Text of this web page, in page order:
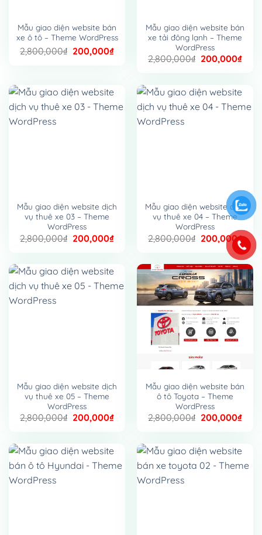
Mẫu giao diện website bán
xe ô tô – Theme WordPress
2,800,000₫ Giá
200,000₫Giá
200,000₫.
Mẫu giao diện website bán
xe tải đông lạnh – Theme
WordPress
2,800,000₫ Giá
2,800,000₫.
200,000₫Giá
Mẫu giao diện website dịch
vụ thuê xe 03 – Theme
WordPress
2,800,000₫ Giá
2,800,000₫.
200,000₫Giá
200,000₫.
Mẫu giao diện website dịch
vụ thuê xe 04 – Theme
WordPress
2,800,000₫ Giá
2,800,000₫.
200,000₫Giá
hiện
tại
là:
Mẫu giao diện website dịch
vụ thuê xe 05 – Theme
WordPress
2,800,000₫ Giá
2,800,000₫.
200,000₫Giá
200,000₫.
Mẫu giao diện website bán
ô tô Toyota – Theme
WordPress
2,800,000₫ Giá
2,800,000₫.
200,000₫Giá